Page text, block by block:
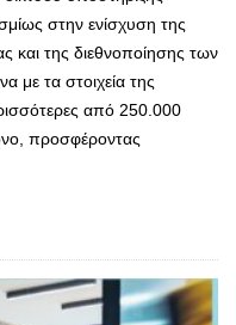
στην ενίσχυση της
και της διεθνοποίησης των
με τα στοιχεία της
από 250.000
προσφέροντας